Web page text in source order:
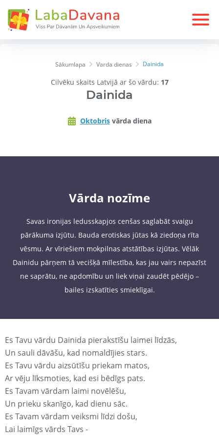
Sākumlapa Varda dienas Dainida
Cilvēku skaits Latvijā ar šo vārdu: 17
Dainida
Oktobrisvārda diena
Vārda nozīme
Savas ironijas ledusskapjos cenšas saglabāt svaigu
pārākuma izjūtu. Bauda erotiskas jūtas kā ziedoņa rīta
vēsmu. Ar vīriešiem mokpilnas atstātības izjūtas. Vēlāk
Dainidu pārņem tā vecišķā mīlestība, kas jau vairs nepazīst
ne saprātu, ne apdomību un liek viņai zaudēt pēdējo –
bailes izskatīties smieklīgai.
Es Tavu vārdu Dainida pierakstīšu laimei līdzās,
Un sauli dāvāšu, kad nomaldījies stars.
Es Tavu vārdu aizsūtīšu priekam matos,
Ar vēju līksmoties, kad esi bēdīgs pats.
Es Tavam vārdam laimi novēlēšu,
Un prieku skanīgo, kad dienu sāc.
Es Tavam vārdam veiksmi līdzi došu,
Lai laimīgs vārds Tavs -